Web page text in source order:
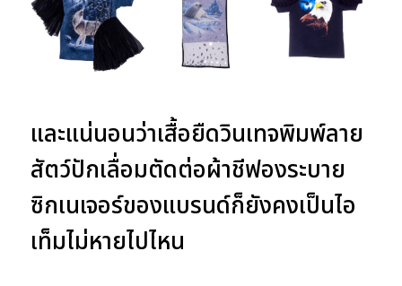
และแน่นอนว่าเสื้อยืดวินเทจพิมพ์ลาย
สัตว์ปักเลื่อมตัดต่อผ้าชีฟองระบาย
ซิกเนเจอร์ของแบรนด์ก็ยังคงเป็นไอ
เท็มไม่หายไปไหน